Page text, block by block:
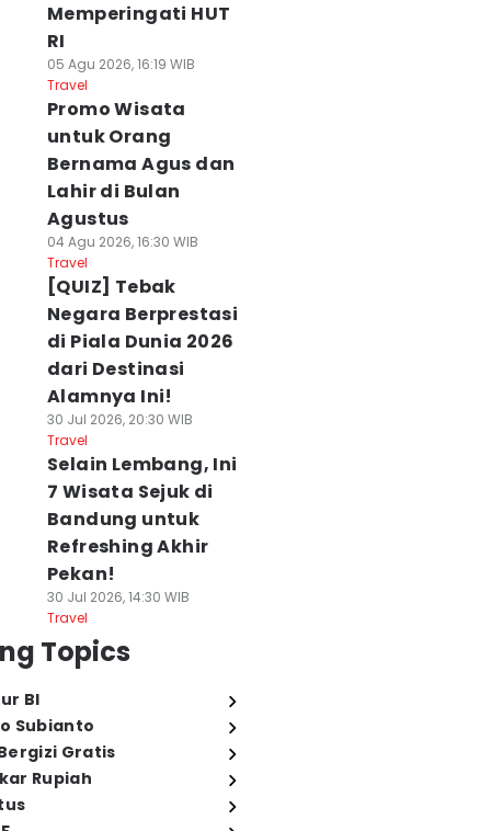
Memperingati HUT
RI
05 Agu 2026, 16:19 WIB
Travel
Promo Wisata
untuk Orang
Bernama Agus dan
Lahir di Bulan
Agustus
04 Agu 2026, 16:30 WIB
Travel
[QUIZ] Tebak
Negara Berprestasi
di Piala Dunia 2026
dari Destinasi
Alamnya Ini!
30 Jul 2026, 20:30 WIB
Travel
Selain Lembang, Ini
7 Wisata Sejuk di
Bandung untuk
Refreshing Akhir
Pekan!
30 Jul 2026, 14:30 WIB
Travel
Topics
BI
Subianto
Gratis
Rupiah